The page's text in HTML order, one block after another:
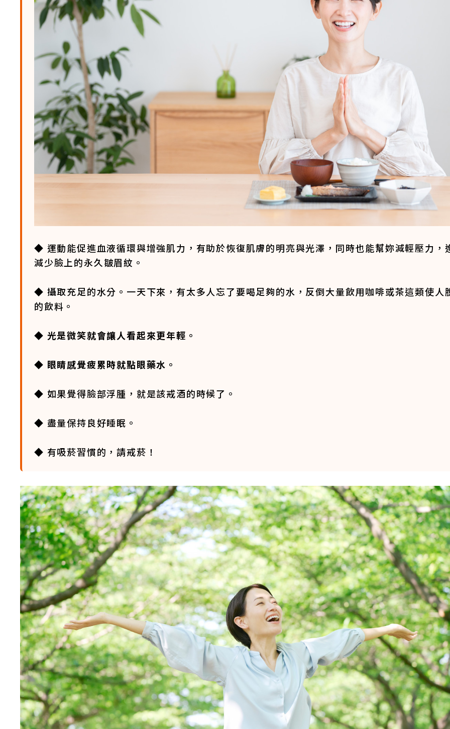
◆ 運動能促進血液循環與增強肌力，有助於恢復肌膚的明亮與光澤，同時也能幫妳減輕壓力，
減少臉上的永久皺眉紋。
◆ 攝取充足的水分。一天下來，有太多人忘了要喝足夠的水，反倒大量飲用咖啡或茶這類使人
的飲料。
◆ 光是微笑就會讓人看起來更年輕。
◆ 眼睛感覺疲累時就點眼藥水。
◆ 如果覺得臉部浮腫，就是該戒酒的時候了。
◆ 盡量保持良好睡眠。
◆ 有吸菸習慣的，請戒菸！